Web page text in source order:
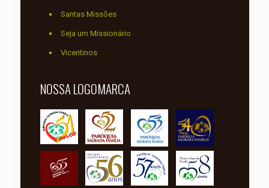
Santas Missões
Seja um Missionário
Vicentinos
NOSSA LOGOMARCA